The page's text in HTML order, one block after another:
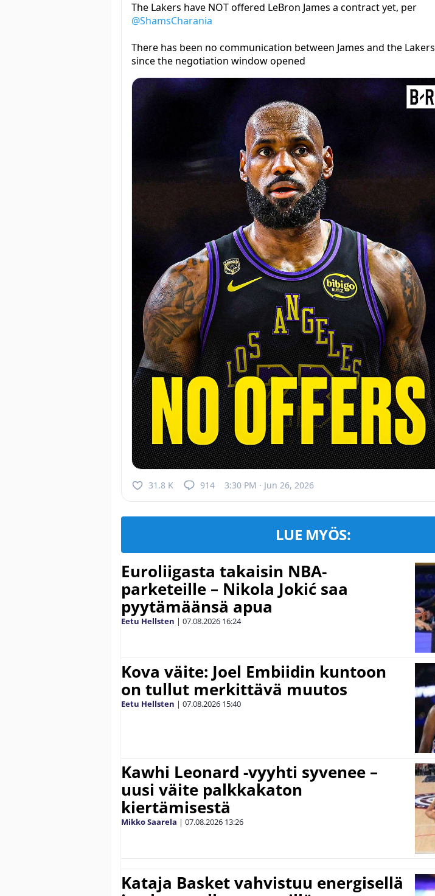
The Lakers have NOT offered LeBron James a contract yet, per
@ShamsCharania
There has been no communication between James and the Lakers
since the negotiation window opened
31.8 K 914 3:30 PM · Jun 26, 2026
LUE MYÖS:
Euroliigasta takaisin NBA-
parketeille – Nikola Jokić saa
pyytämäänsä apua
Eetu Hellsten | 07.08.2026 16:24
Kova väite: Joel Embiidin kuntoon
on tullut merkittävä muutos
Eetu Hellsten | 07.08.2026 15:40
Kawhi Leonard -vyyhti syvenee –
uusi väite palkkakaton
kiertämisestä
Mikko Saarela | 07.08.2026 13:26
Kataja Basket vahvistuu energisellä